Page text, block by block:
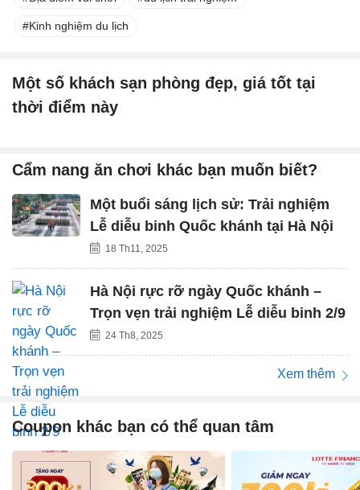
Kinh nghiệm du lịch
Một số khách sạn phòng đẹp, giá tốt tại
thời điểm này
Cẩm nang ăn chơi khác bạn muốn biết?
Một buổi sáng lịch sử: Trải nghiệm
Lễ diễu binh Quốc khánh tại Hà Nội
18 Th11, 2025
Hà Nội rực rỡ ngày Quốc khánh –
Trọn vẹn trải nghiệm Lễ diễu binh 2/9
24 Th8, 2025
Xem thêm
Coupon khác bạn có thể quan tâm